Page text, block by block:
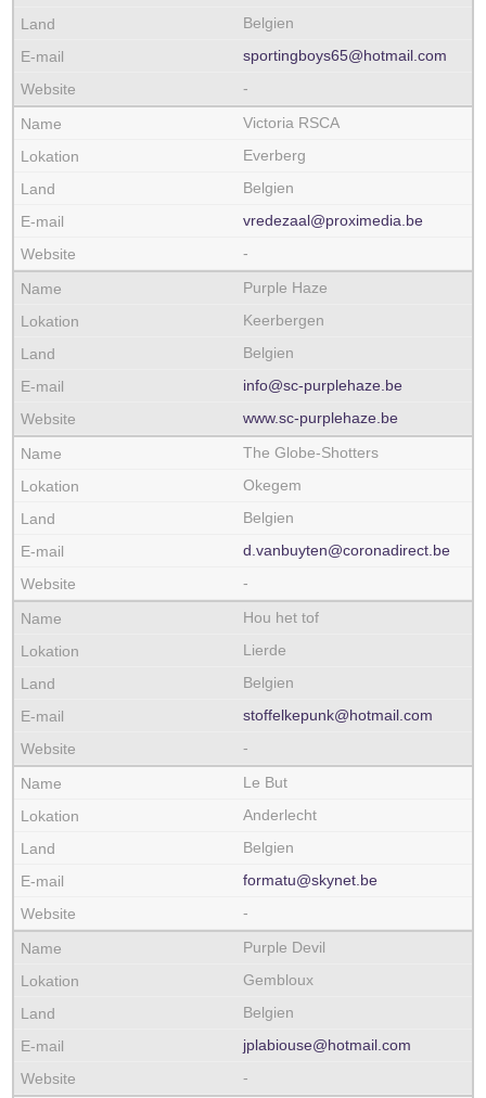
Belgien
sportingboys65@hotmail.com
-
Victoria RSCA
Everberg
Belgien
vredezaal@proximedia.be
-
Purple Haze
Keerbergen
Belgien
info@sc-purplehaze.be
www.sc-purplehaze.be
The Globe-Shotters
Okegem
Belgien
d.vanbuyten@coronadirect.be
-
Hou het tof
Lierde
Belgien
stoffelkepunk@hotmail.com
-
Le But
Anderlecht
Belgien
formatu@skynet.be
-
Purple Devil
Gembloux
Belgien
jplabiouse@hotmail.com
-